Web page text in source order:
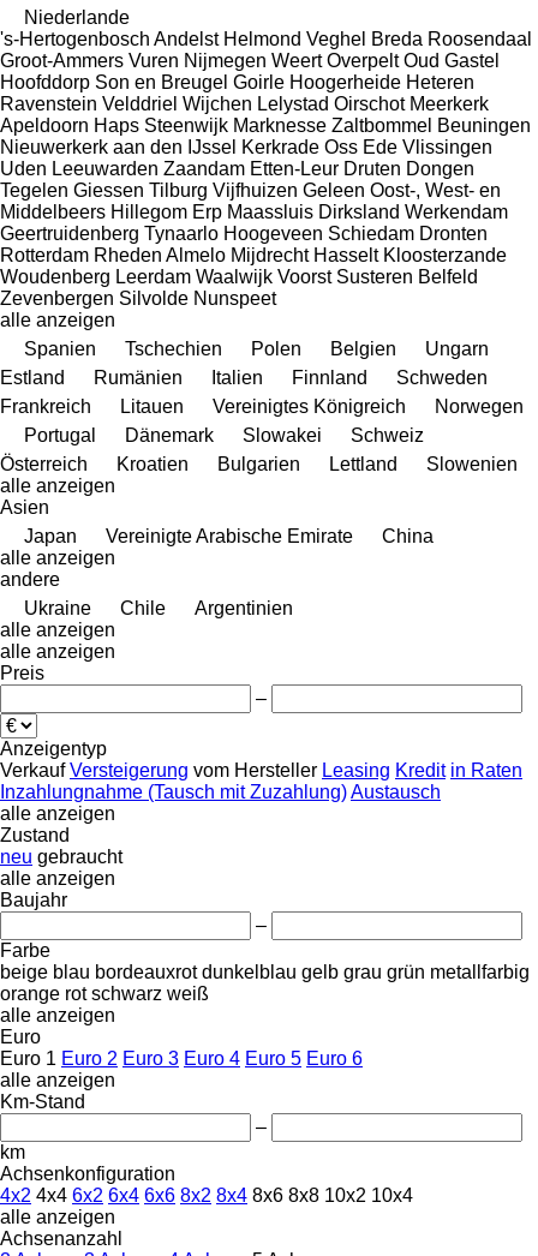
Niederlande
's-Hertogenbosch Andelst Helmond Veghel Breda Roosendaal
Groot-Ammers Vuren Nijmegen Weert Overpelt Oud Gastel
Hoofddorp Son en Breugel Goirle Hoogerheide Heteren
Ravenstein Velddriel Wijchen Lelystad Oirschot Meerkerk
Apeldoorn Haps Steenwijk Marknesse Zaltbommel Beuningen
Nieuwerkerk aan den IJssel Kerkrade Oss Ede Vlissingen
Uden Leeuwarden Zaandam Etten-Leur Druten Dongen
Tegelen Giessen Tilburg Vijfhuizen Geleen Oost-, West- en
Middelbeers Hillegom Erp Maassluis Dirksland Werkendam
Geertruidenberg Tynaarlo Hoogeveen Schiedam Dronten
Rotterdam Rheden Almelo Mijdrecht Hasselt Kloosterzande
Woudenberg Leerdam Waalwijk Voorst Susteren Belfeld
Zevenbergen Silvolde Nunspeet
alle anzeigen
Spanien
Tschechien Polen Belgien
Ungarn
Estland
Rumänien Italien Finnland
Schweden
Frankreich
Litauen Vereinigtes Königreich
Norwegen
Portugal
Dänemark Slowakei
Schweiz
Österreich
Kroatien Bulgarien Lettland
Slowenien
alle anzeigen
Asien
Japan
Vereinigte Arabische Emirate
China
alle anzeigen
andere
Ukraine
Chile
Argentinien
alle anzeigen
alle anzeigen
Preis
–
Anzeigentyp
Verkauf Versteigerung vom Hersteller Leasing Kredit in Raten
Inzahlungnahme (Tausch mit Zuzahlung)Austausch
alle anzeigen
Zustand
neu gebraucht
alle anzeigen
Baujahr
–
Farbe
beige blau bordeauxrot dunkelblau gelb grau grün metallfarbig
orange rot schwarz weiß
alle anzeigen
Euro
Euro 1 Euro 2 Euro 3 Euro 4 Euro 5 Euro 6
alle anzeigen
Km-Stand
–
km
Achsenkonfiguration
4x2 4x4 6x2 6x4 6x6 8x2 8x4 8x6 8x8 10x2 10x4
alle anzeigen
Achsenanzahl